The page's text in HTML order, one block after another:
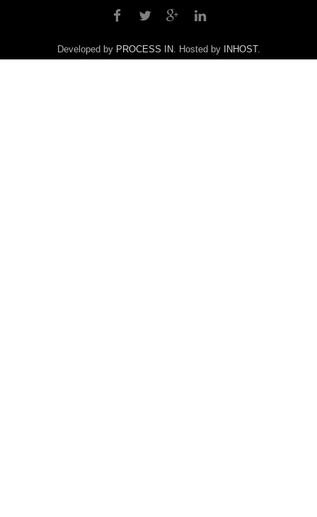
Developed by PROCESS IN. Hosted by INHOST.